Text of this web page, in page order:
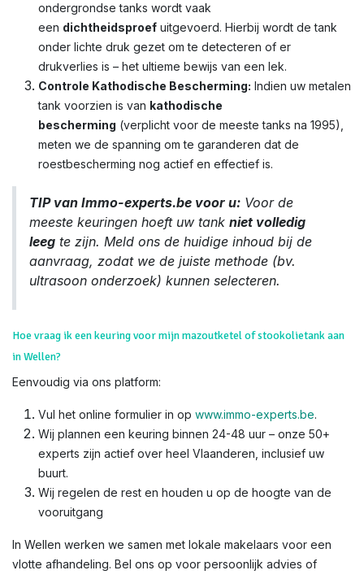
ondergrondse tanks wordt vaak
een dichtheidsproef uitgevoerd. Hierbij wordt de tank
onder lichte druk gezet om te detecteren of er
drukverlies is – het ultieme bewijs van een lek.
Controle Kathodische Bescherming: Indien uw metalen
tank voorzien is van kathodische
bescherming (verplicht voor de meeste tanks na 1995),
meten we de spanning om te garanderen dat de
roestbescherming nog actief en effectief is.
TIP van Immo-experts.be voor u: Voor de
meeste keuringen hoeft uw tank niet volledig
leeg te zijn. Meld ons de huidige inhoud bij de
aanvraag, zodat we de juiste methode (bv.
ultrasoon onderzoek) kunnen selecteren.
Hoe vraag ik een keuring voor mijn mazoutketel of stookolietank aan
in Wellen?
Eenvoudig via ons platform:
Vul het online formulier in op www.immo-experts.be.
Wij plannen een keuring binnen 24-48 uur – onze 50+
experts zijn actief over heel Vlaanderen, inclusief uw
buurt.
Wij regelen de rest en houden u op de hoogte van de
vooruitgang
In Wellen werken we samen met lokale makelaars voor een
vlotte afhandeling. Bel ons op voor persoonlijk advies of